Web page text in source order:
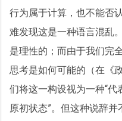
行为属于计算，也不能否
难发现这是一种语言混乱
是理性的；而由于我们完
思考是如何可能的（在《
们将这一构设视为一种“代
原初状态”。但这种说辞